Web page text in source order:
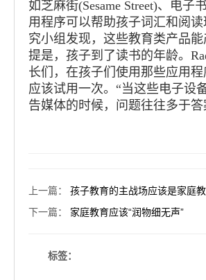
如芝麻街(Sesame Street)、电子
用程序可以帮助孩子词汇和阅
究小组发现，这些教育类产品
提是，孩子到了读书的年龄。
长们，在孩子们使用那些应用
应该试用一次。“当这些电子设
告媒体的时候，问题往往多于答
上一篇： 孩子教育的主战场应该是家庭
下一篇： 家庭教育应该“润物细无声”
标签：